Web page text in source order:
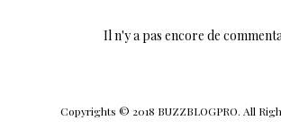
Il n'y a pas encore de
Copyrights © 2018 BUZZBLOGPRO. All